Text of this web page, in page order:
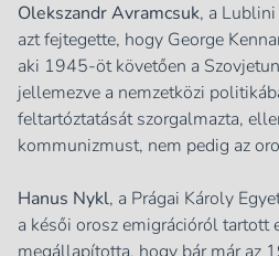
Olekszandr Avramcsuk, a
azt fejtegette, hogy George
aki 1945-öt követően a
jellemezve a nemzetközi
feltartóztatását szorgalmazta,
kommunizmust, nem pedig az
Hanus Nykl, a Prágai Károly
a késői orosz emigrációról tartott